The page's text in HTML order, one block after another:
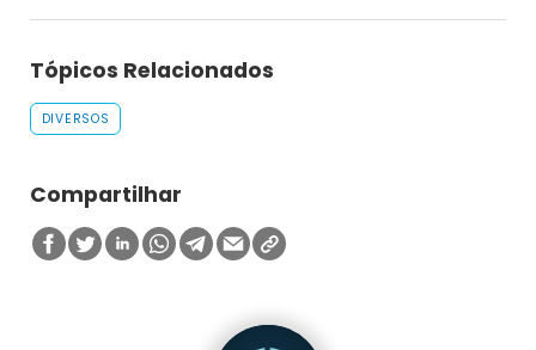
Tópicos Relacionados
DIVERSOS
Compartilhar